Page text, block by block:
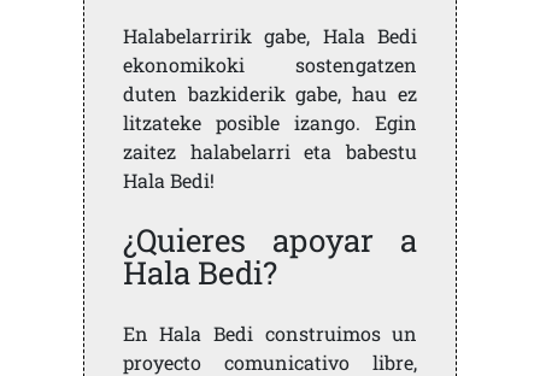
Halabelarririk gabe, Hala Bedi
ekonomikoki sostengatzen
duten bazkiderik gabe, hau ez
litzateke posible izango. Egin
zaitez halabelarri eta babestu
Hala Bedi!
¿Quieres apoyar a
Hala Bedi?
En Hala Bedi construimos un
proyecto comunicativo libre,